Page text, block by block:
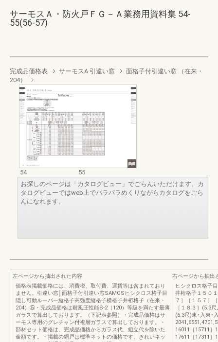
サーモスＡ・防火戸ＦＧ－Ａ業務用資料集 54-
55(56-57)
完成品価格表 サーモスA 引違い窓
面格子付引違い窓 （在来・
204）
54
55
お探しのページは「カタログビュー」でごらんいただけます。カ
タログビューではweb上でパラパラめくりながらカタログをごら
んになれます。
左ページから抽出された内容
価格表掲載価格には、消費税、取付費、運賃等は含まれており
ません。引違い窓│面格子付引違い窓SAMOSヒシクロス格子目
隠し可動ルーバー縦格子高強度縦格子横格子井桁格子（在来・
204）⑤・完成品価格は耐風圧性能S-2（120）等級を満たす最薄
ガラスで算出しております。（下記表参照）・完成品価格はサ
ーモス専用のグレチャン付複層ガラスで算出しております。・
部材セット価格は、完成品価格からガラス代、組立代を除いた
金額です。・掲載の網戸は標準ネットの価格です。きれいネッ
右ページから抽出
ヒシクロス格子
井桁格子１５０
７］［１５７］
［１８３］(5.3
(6.3尺)東･入東･
16011［15711］
17611［17311］